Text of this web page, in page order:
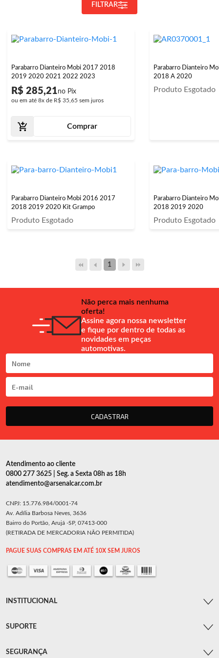
FILTRAR
Parabarro Dianteiro Mobi 2017 2018
2019 2020 2021 2022 2023
R$ 285,21
ou em até 8x de R$ 35,65 sem juros
Comprar
Parabarro Dianteiro
2018 A 2020
Produto Esgotado
Parabarro Dianteiro Mobi 2016 2017
2018 2019 2020 Kit Grampo
Produto Esgotado
Parabarro Dianteiro
2018 2019 2020
Produto Esgotado
1
Não perca mais nenhuma
oferta!
Assine agora nossa newsletter
e fique por dentro de todas as
novidades em peças
automotivas.
CADASTRAR
Atendimento ao cliente
0800 277 3625 | Seg. a Sexta 08h as 18h
atendimento@arsenalcar.com.br
CNPJ: 15.776.984/0001-74
Av. Adília Barbosa Neves, 3636
Bairro do Portão, Arujá -SP, 07413-000
(RETIRADA DE MERCADORIA NÃO PERMITIDA)
PAGUE SUAS COMPRAS EM ATÉ 10X SEM JUROS
INSTITUCIONAL
SUPORTE
SEGURANÇA